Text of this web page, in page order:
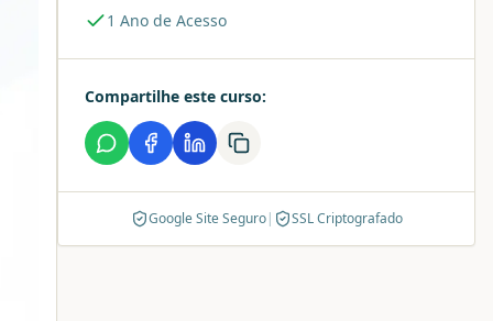
1 Ano de Acesso
Compartilhe este curso:
Google Site Seguro| SSL Criptografado